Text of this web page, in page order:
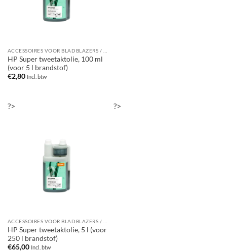
HP Super tweetaktolie, 100 ml
(voor 5 l brandstof)
€2,80 Incl. btw
?>
HP Super tweetaktolie, 5 l (voor
250 l brandstof)
€65,00 Incl. btw
?>